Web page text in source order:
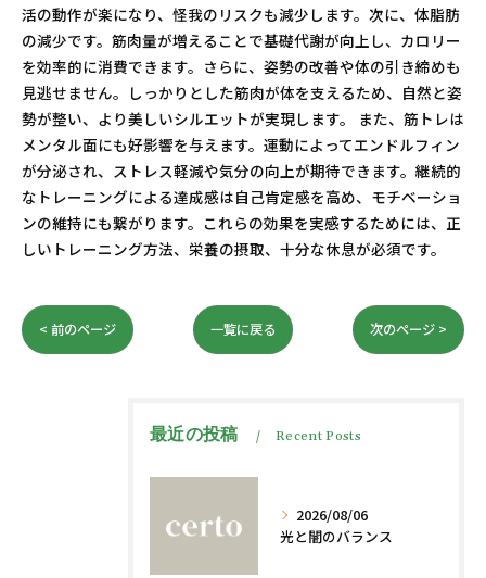
活の動作が楽になり、怪我のリスクも減少します。次に、体脂肪
の減少です。筋肉量が増えることで基礎代謝が向上し、カロリー
を効率的に消費できます。さらに、姿勢の改善や体の引き締めも
見逃せません。しっかりとした筋肉が体を支えるため、自然と姿
勢が整い、より美しいシルエットが実現します。 また、筋トレは
メンタル面にも好影響を与えます。運動によってエンドルフィン
が分泌され、ストレス軽減や気分の向上が期待できます。継続的
なトレーニングによる達成感は自己肯定感を高め、モチベーショ
ンの維持にも繋がります。これらの効果を実感するためには、正
しいトレーニング方法、栄養の摂取、十分な休息が必須です。
< 前のページ 一覧に戻る 次のページ >
最近の投稿 Recent Posts
2026/08/06
光と闇のバランス